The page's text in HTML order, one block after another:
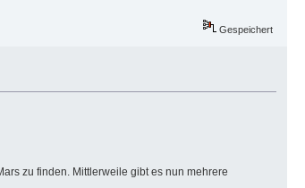
Gespeichert
zu finden. Mittlerweile gibt es nun mehrere